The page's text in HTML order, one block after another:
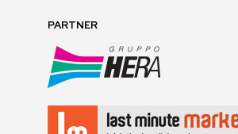
PARTNER